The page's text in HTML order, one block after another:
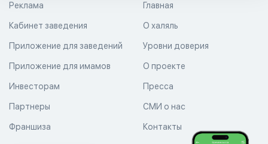
Главная
О халяль
Уровни доверия
Реклама
Кабинет заведения
Приложение для заведений
Приложение для имамов О проекте
Пресса
СМИ о нас
Контакты
Инвесторам
Партнеры
Франшиза